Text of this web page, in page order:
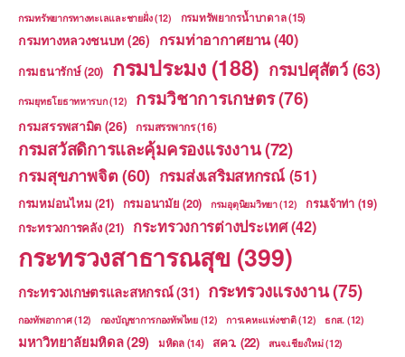
กรมทรัพยากรทางทะเลและชายฝั่ง(12) กรมทรัพยากรน้ำบาดาล(15)
กรมทางหลวงชนบท (26) กรมท่าอากาศยาน(40)
กรมธนารักษ์(20) กรมประมง(188) กรมปศุสัตว์(63)
กรมยุทธโยธาทหารบก(12) กรมวิชาการเกษตร(76)
กรมสรรพสามิต (26) กรมสรรพากร(16)
กรมสวัสดิการและคุ้มครองแรงงาน(72)
กรมสุขภาพจิต(60) กรมส่งเสริมสหกรณ์(51)
กรมหม่อนไหม (21) กรมอนามัย (20) กรมอุตุนิยมวิทยา(12) กรมเจ้าท่า(19)
กระทรวงการคลัง(21) กระทรวงการต่างประเทศ(42)
กระทรวงสาธารณสุข (399)
กระทรวงเกษตรและสหกรณ์(31) กระทรวงแรงงาน(75)
กองทัพอากาศ(12) กองบัญชาการกองทัพไทย(12) การเคหะแห่งชาติ(12) ธกส. (12)
มหาวิทยาลัยมหิดล(29) มหิดล(14) สคว. (22) สนจ.เชียงใหม่(12)